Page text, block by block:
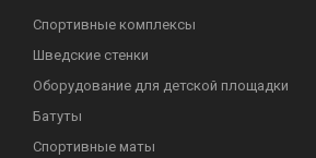
Спортивные комплексы
Шведские стенки
Оборудование для детской площадки
Батуты
Спортивные маты